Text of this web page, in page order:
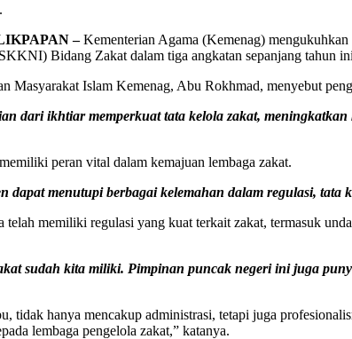
–Kementerian Agama (Kemenag)
Bidang Zakat dalam tiga angkatan sepanjang tahun
Masyarakat Islam Kemenag, Abu Rokhmad, menyebut
dari ikhtiar memperkuat tata kelola zakat,
peran vital dalam kemajuan lembaga zakat.
dapat menutupi berbagai kelemahan dalam regulasi,
telah memiliki regulasi yang kuat terkait zakat, termasuk
sudah kita miliki. Pimpinan puncak negeri ini juga
tidak hanya mencakup administrasi, tetapi juga
lembaga pengelola zakat,” katanya.